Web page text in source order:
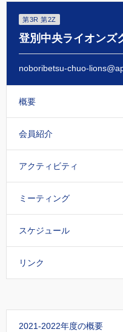
第3R 第2Z
登別中央ライオンズ
noboribetsu-chuo-
概要
会員紹介
アクティビティ
ミーティング
スケジュール
リンク
2021-2022年度の概要